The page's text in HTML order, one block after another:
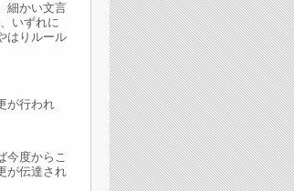
細かい文言
いずれに
はりルール
が行われ
今度からこ
が伝達され